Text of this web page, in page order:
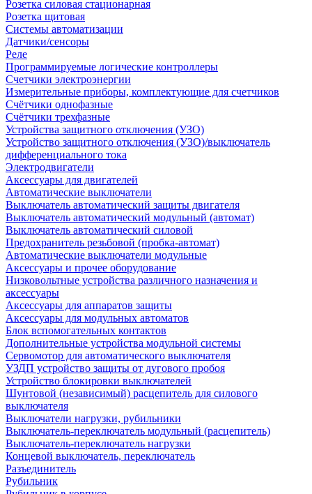
Розетка силовая стационарная
Розетка щитовая
Системы автоматизации
Датчики/сенсоры
Реле
Программируемые логические контроллеры
Счетчики электроэнергии
Измерительные приборы, комплектующие для счетчиков
Счётчики однофазные
Счётчики трехфазные
Устройства защитного отключения (УЗО)
Устройство защитного отключения (УЗО)/выключатель
дифференциального тока
Электродвигатели
Аксессуары для двигателей
Автоматические выключатели
Выключатель автоматический защиты двигателя
Выключатель автоматический модульный (автомат)
Выключатель автоматический силовой
Предохранитель резьбовой (пробка-автомат)
Автоматические выключатели модульные
Аксессуары и прочее оборудование
Низковольтные устройства различного назначения и
аксессуары
Аксессуары для аппаратов защиты
Аксессуары для модульных автоматов
Блок вспомогательных контактов
Дополнительные устройства модульной системы
Сервомотор для автоматического выключателя
УЗДП устройство защиты от дугового пробоя
Устройство блокировки выключателей
Шунтовой (независимый) расцепитель для силового
выключателя
Выключатели нагрузки, рубильники
Выключатель-переключатель модульный (расцепитель)
Выключатель-переключатель нагрузки
Концевой выключатель, переключатель
Разъединитель
Рубильник